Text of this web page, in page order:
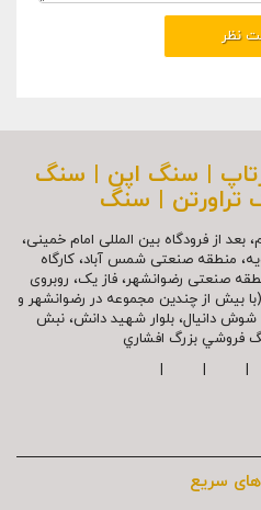
| سنگ اپن | سنگ
| سنگ
قم، بعد از فرودگاه بین المللی امام خمینی،
منطقه صنعتی شمس آباد، کارگاه
صنعتی رضوانشهر، فاز یک، روبروی
بیش از چندین مجموعه در رضوانشهر و
شوش دانیال، بلوار شهيد دانش، نبش
فروشي بزرگ افشاري
سریع